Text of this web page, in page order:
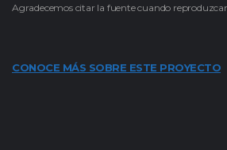
Agradecemos citar la fuente cuando
CONOCE MÁS SOBRE ESTE PROYECTO